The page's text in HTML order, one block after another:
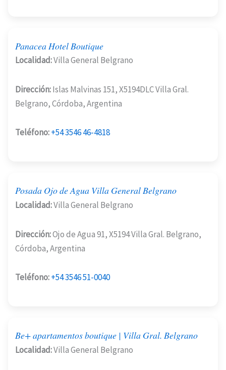
Panacea Hotel Boutique
Localidad:Villa General Belgrano
Dirección:Islas Malvinas 151, X5194DLC Villa Gral.
Belgrano, Córdoba, Argentina
Teléfono:+54 3546 46-4818
Posada Ojo de Agua Villa General Belgrano
Localidad:Villa General Belgrano
Dirección:Ojo de Agua 91, X5194 Villa Gral. Belgrano,
Córdoba, Argentina
Teléfono:+54 3546 51-0040
Be+ apartamentos boutique | Villa Gral. Belgrano
Localidad:Villa General Belgrano